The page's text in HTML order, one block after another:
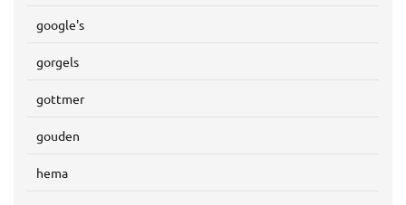
google's
gorgels
gottmer
gouden
hema